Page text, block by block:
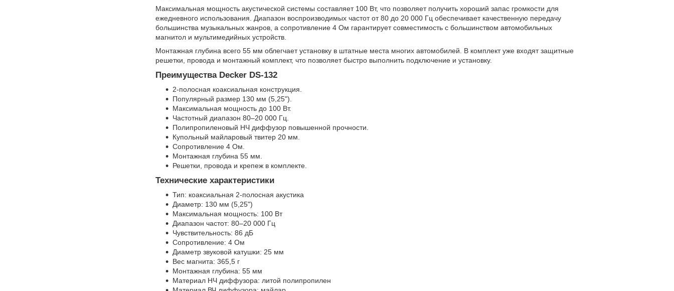
Максимальная мощность акустической системы составляет 100 Вт, что позволяет получить хороший запас громкости для
ежедневного использования. Диапазон воспроизводимых частот от 80 до 20 000 Гц обеспечивает качественную передачу
большинства музыкальных жанров, а сопротивление 4 Ом гарантирует совместимость с большинством автомобильных
магнитол и мультимедийных устройств.
Монтажная глубина всего 55 мм облегчает установку в штатные места многих автомобилей. В комплект уже входят защитные
решетки, провода и монтажный комплект, что позволяет быстро выполнить подключение и установку.
Преимущества Decker DS-132
2-полосная коаксиальная конструкция.
Популярный размер 130 мм (5,25").
Максимальная мощность до 100 Вт.
Частотный диапазон 80–20 000 Гц.
Полипропиленовый НЧ диффузор повышенной прочности.
Купольный майларовый твитер 20 мм.
Сопротивление 4 Ом.
Монтажная глубина 55 мм.
Решетки, провода и крепеж в комплекте.
Технические характеристики
Тип: коаксиальная 2-полосная акустика
Диаметр: 130 мм (5,25")
Максимальная мощность: 100 Вт
Диапазон частот: 80–20 000 Гц
Чувствительность: 86 дБ
Сопротивление: 4 Ом
Диаметр звуковой катушки: 25 мм
Вес магнита: 365,5 г
Монтажная глубина: 55 мм
Материал НЧ диффузора: литой полипропилен